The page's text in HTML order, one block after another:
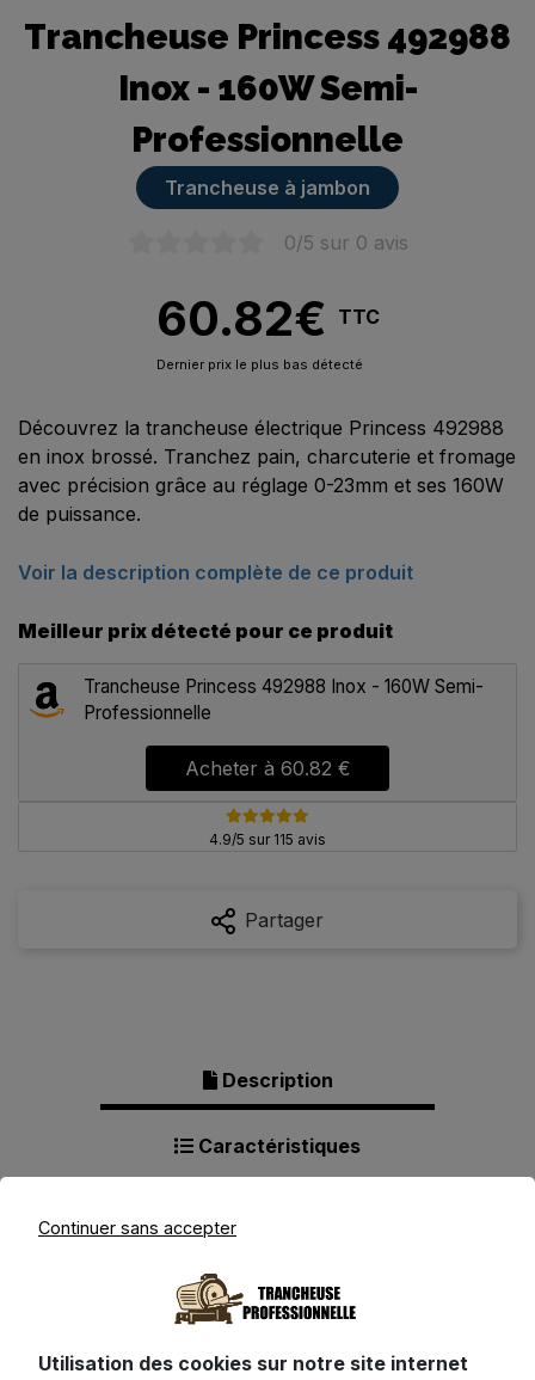
Trancheuse Princess 492988
Inox - 160W Semi-
Professionnelle
Trancheuse à jambon
0/5 sur 0 avis
60.82€ TTC
Dernier prix le plus bas détecté
Découvrez la trancheuse électrique Princess 492988
en inox brossé. Tranchez pain, charcuterie et fromage
avec précision grâce au réglage 0-23mm et ses 160W
de puissance.
Voir la description complète de ce produit
Meilleur prix détecté pour ce produit
Trancheuse Princess 492988 Inox - 160W Semi-
Professionnelle
Acheter à 60.82 €
4.9/5 sur 115 avis
Partager
Description
Caractéristiques
Continuer sans accepter
Utilisation des cookies sur notre site internet